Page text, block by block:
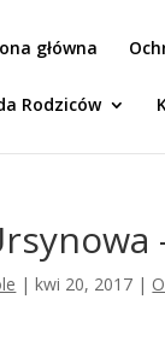
główna
Rodziców
|kwi 20, 2017 |